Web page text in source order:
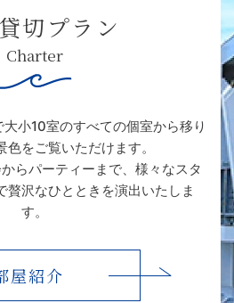
切プラン
Charter
小10室のすべての個室から移り
色をご覧いただけます。
らパーティーまで、 様々なスタ
贅沢なひとときを演出いたしま
す。
屋紹介